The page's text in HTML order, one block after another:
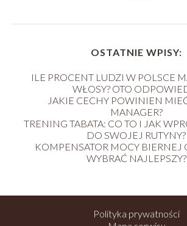
OSTATNIE WPISY:
ILE PROCENT LUDZI W POLSCE
WŁOSY? OTO
JAKIE CECHY POWINIEN
MANAGER?
TRENING TABATA: CO TO I JAK
DO SWOJEJ RUTYNY?
KOMPENSATOR MOCY BIERNEJ
WYBRAĆ NAJLEPSZY?
Polityka prywatności